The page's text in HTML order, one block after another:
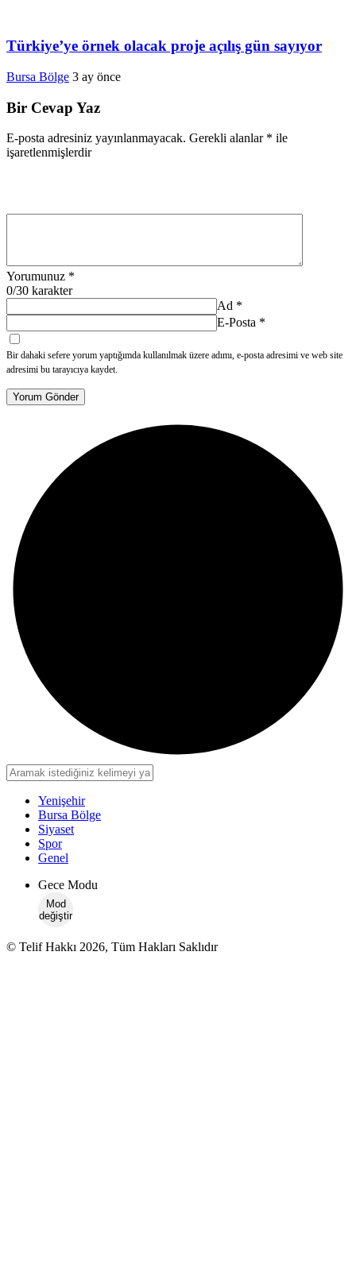
Türkiye’ye örnek olacak proje açılış gün sayıyor
Bursa Bölge 3 ay önce
Bir Cevap Yaz
E-posta adresiniz yayınlanmayacak. Gerekli alanlar * ile
işaretlenmişlerdir
Yorumunuz *
0/30 karakter
Ad *
E-Posta *
Bir dahaki sefere yorum yaptığımda kullanılmak üzere adımı, e-posta adresimi ve web site
adresimi bu tarayıcıya kaydet.
Yorum Gönder
Yenişehir
Bursa Bölge
Siyaset
Spor
Genel
Gece Modu
Mod
değiştir
© Telif Hakkı 2026, Tüm Hakları Saklıdır